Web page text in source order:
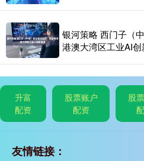
银河策略 西门子（
港澳大湾区工业AI
升富
配资
股票账户
配资
股
友情链接：